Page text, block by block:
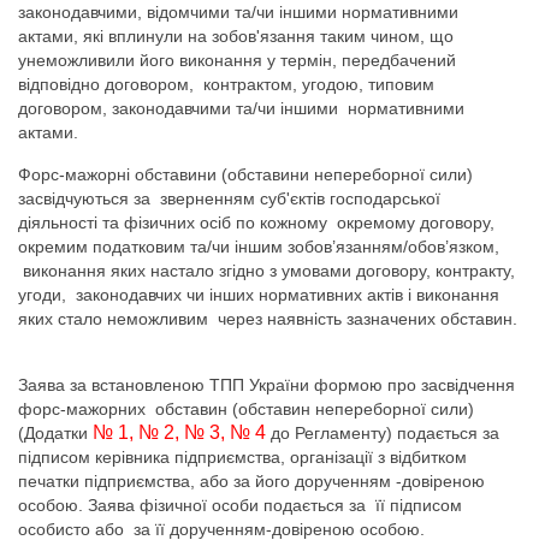
законодавчими, відомчими та/чи іншими нормативними
актами, які вплинули на зобов'язання таким чином, що
унеможливили його виконання у термін, передбачений
відповідно договором, контрактом, угодою, типовим
договором, законодавчими та/чи іншими нормативними
актами.
Форс-мажорні обставини (обставини непереборної сили)
засвідчуються за зверненням суб'єктів господарської
діяльності та фізичних осіб по кожному окремому договору,
окремим податковим та/чи іншим зобов’язанням/обов’язком,
виконання яких настало згідно з умовами договору, контракту,
угоди, законодавчих чи інших нормативних актів і виконання
яких стало неможливим через наявність зазначених обставин.
Заява за встановленою ТПП України формою про засвідчення
форс-мажорних обставин (обставин непереборної сили)
(Додатки № 1, № 2, № 3, № 4 до Регламенту) подається за
підписом керівника підприємства, організації з відбитком
печатки підприємства, або за його дорученням -довіреною
особою. Заява фізичної особи подається за її підписом
особисто або за її дорученням-довіреною особою.